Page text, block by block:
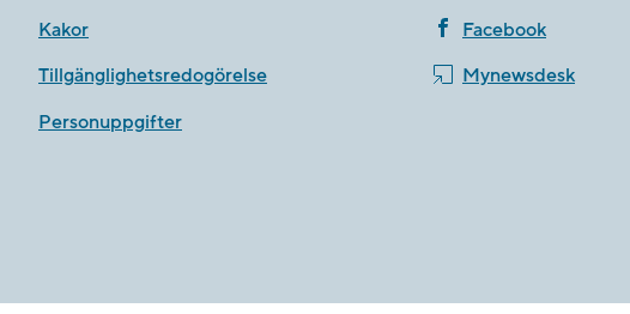
Kakor
Tillgänglighetsredogörelse
Personuppgifter
Facebook
Mynewsdesk